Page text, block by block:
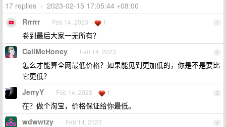
17 replies • 2023-02-15 17:05:44 +08:00
1
Rrrrrr Feb 14, 2023 1
卷到最后大家一无所有？
2
CallMeHoney Feb 14, 2023
怎么才能算全网最低价格？如果能见到更加低的，你是不是要比
它更低？
3
JerryY Feb 14, 2023 1
在？做个淘宝，价格保证给你最低。
4
wdwwtzy Feb 14, 2023